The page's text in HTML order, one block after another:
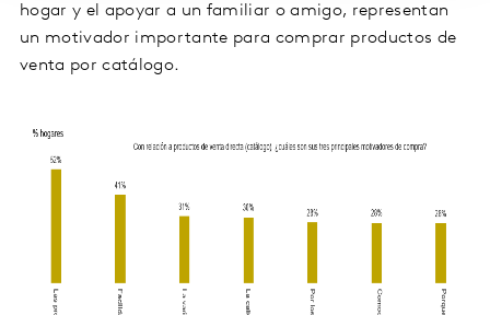
hogar y el apoyar a un familiar o amigo, representan
un motivador importante para comprar productos de
venta por catálogo.